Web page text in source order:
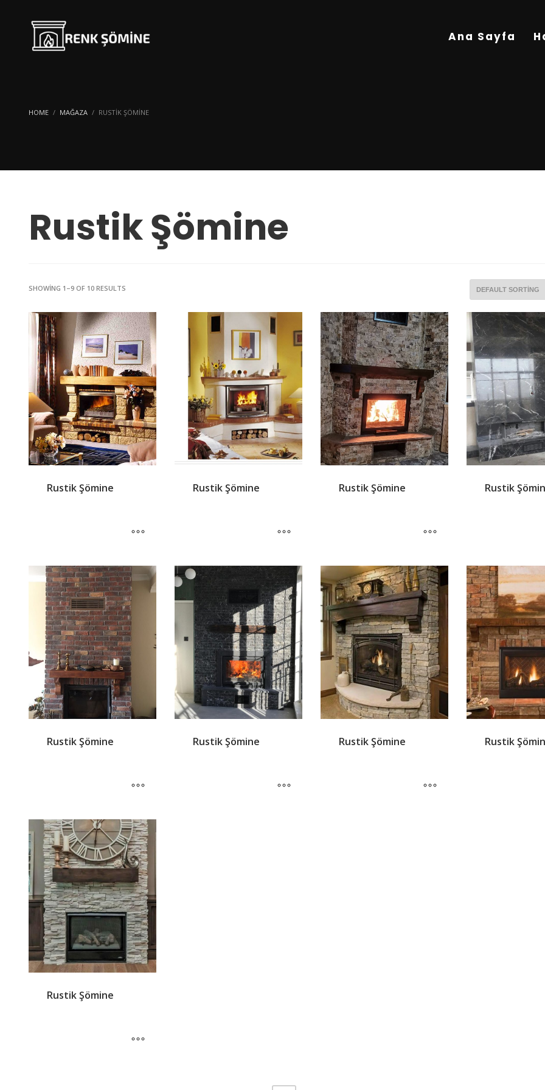
Ana Sayfa
HOME MAĞAZA RUSTIK ŞÖMINE
Rustik Şömine
SHOWING 1–9 OF 10 RESULTS
Rustik Şömine Rustik Şömine Rustik Şömine Rustik
Rustik Şömine Rustik Şömine Rustik Şömine Rustik
Rustik Şömine